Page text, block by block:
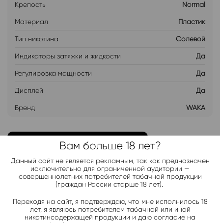
Крепость Normal
Материал Пластик
Тип никотина Солевой
Индикаторы затяжки и жидкости Да
Регулировка мощности Да
Дисплей Да
Бренд WAKA
ДОБАВИТЬ В ЛИСТ ОЖИДАНИЯ
Хочу дешевле
Telegram-канал 2000+
Актуальные новинки и акции каждые день!
Вам больше 18 лет?
Данный сайт не является рекламным, так как предназначен
исключительно для ограниченной аудитории —
совершеннолетних потребителей табачной продукции
(граждан России старше 18 лет).
Переходя на сайт, я подтверждаю, что мне исполнилось 18
лет, я являюсь потребителем табачной или иной
никотинсодержащей продукции и даю согласие на